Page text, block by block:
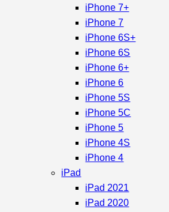
iPhone 7+
iPhone 7
iPhone 6S+
iPhone 6S
iPhone 6+
iPhone 6
iPhone 5S
iPhone 5C
iPhone 5
iPhone 4S
iPhone 4
iPad
iPad 2021
iPad 2020